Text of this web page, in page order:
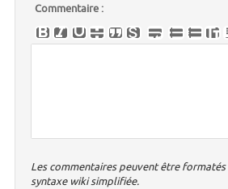
Commentaire :
Les commentaires peuvent être
syntaxe wiki simplifiée.